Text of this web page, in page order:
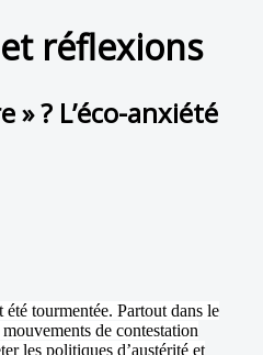
réflexions
» ? L’éco-anxiété
tourmentée. Partout dans le
de contestation
les politiques d’austérité et